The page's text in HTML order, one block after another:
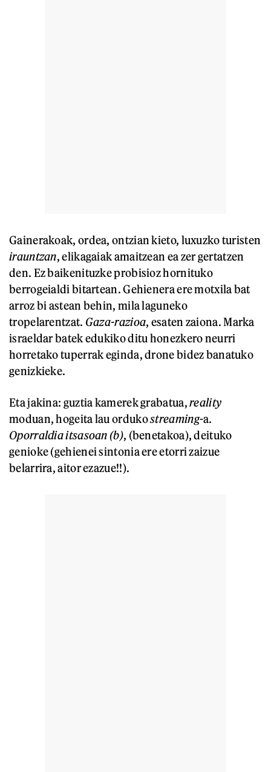
Gainerakoak, ordea, ontzian kieto, luxuzko turisten
irauntzan, elikagaiak amaitzean ea zer gertatzen
den. Ez baikenituzke probisioz hornituko
berrogeialdi bitartean. Gehienera ere motxila bat
arroz bi astean behin, mila laguneko
tropelarentzat. Gaza-razioa, esaten zaiona. Marka
israeldar batek edukiko ditu honezkero neurri
horretako tuperrak eginda, drone bidez banatuko
genizkieke.
Eta jakina: guztia kamerek grabatua,reality
moduan, hogeita lau ordukostreaming-a.
Oporraldia itsasoan (b), (benetakoa), deituko
genioke (gehienei sintonia ere etorri zaizue
belarrira, aitor ezazue!!).